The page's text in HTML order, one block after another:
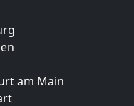
am Main